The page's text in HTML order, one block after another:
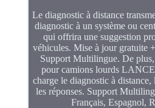
Le diagnostic à distance
diagnostic à un système ou
qui offrira une suggestion
véhicules. Mise à jour gratuite
Support Multilingue. De
pour camions lourds
charge le diagnostic à
les réponses. Support
Français, Espagnol,